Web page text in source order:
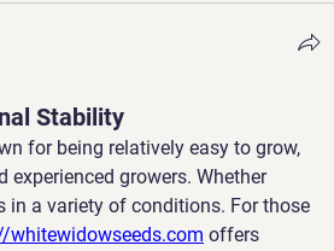
Stability
for being relatively easy to grow,
growers. Whether
in a variety of conditions. For those
whitewidowseeds.com offers